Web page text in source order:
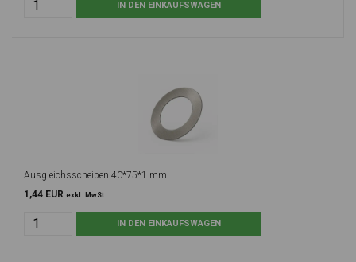
Ausgleichsscheiben 40*75*1 mm.
1,44 EUR exkl. MwSt